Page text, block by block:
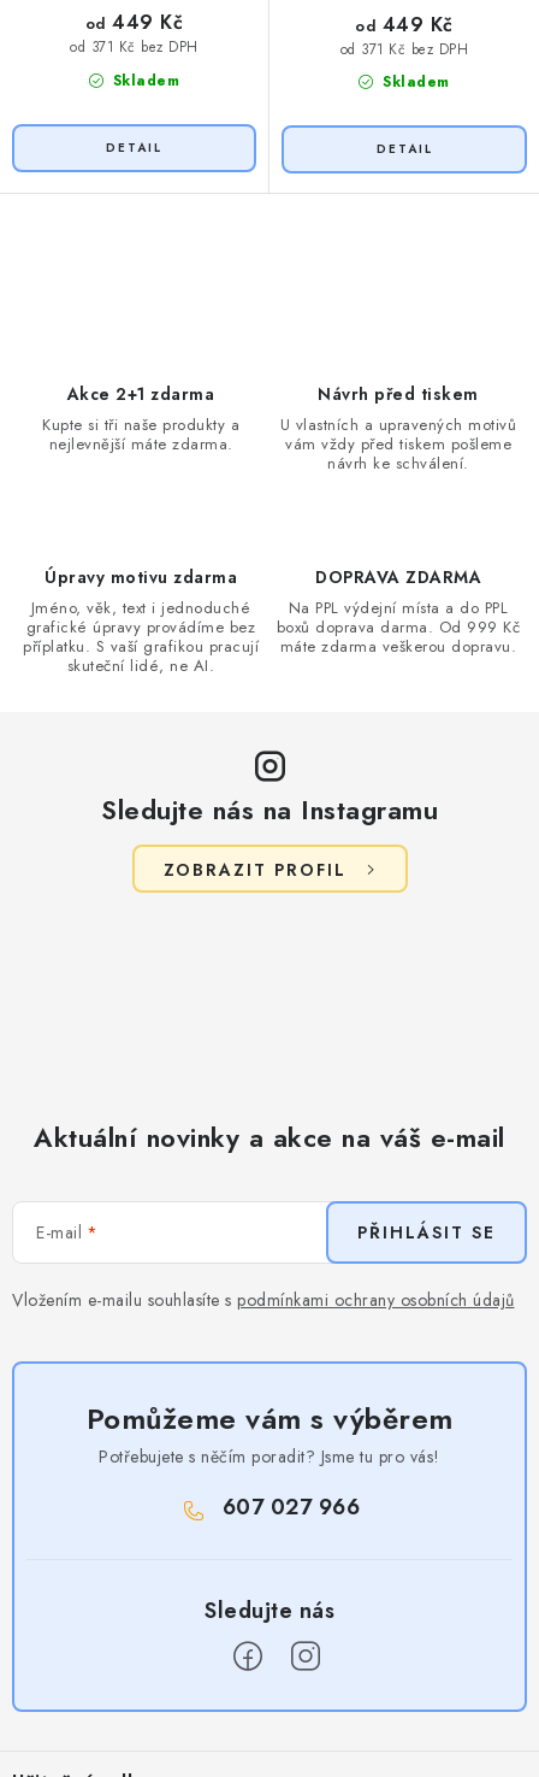
Skladem
od 371 Kč bez DPH
od 449 Kč
Skladem
od 371 Kč bez DPH
od 449 Kč
y
Akce 2+1 zdarma
Kupte si tři naše produkty a
nejlevnější máte zdarma.
Návrh před tiskem
U vlastních a upravených motivů
vám vždy před tiskem pošleme
návrh ke schválení.
Úpravy motivu zdarma
Jméno, věk, text i jednoduché
grafické úpravy provádíme bez
příplatku. S vaší grafikou pracují
skuteční lidé, ne AI.
DOPRAVA ZDARMA
Na PPL výdejní místa a do PPL
boxů doprava darma. Od 999 Kč
máte zdarma veškerou dopravu.
Sledujte nás na Instagramu
ZOBRAZIT PROFIL
Aktuální novinky a akce na váš e-mail
E-mail
Vložením e-mailu souhlasíte s podmínkami ochrany osobních údajů
PŘIHLÁSIT SE
Pomůžeme vám s výběrem
Potřebujete s něčím poradit? Jsme tu pro vás!
607 027 966